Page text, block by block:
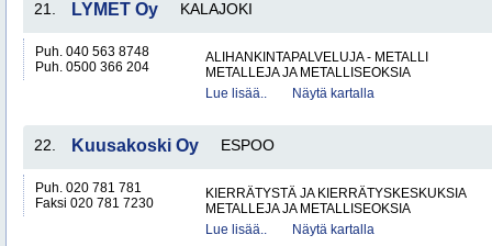
21. LYMET Oy KALAJOKI
Puh. 040 563 8748
Puh. 0500 366 204
ALIHANKINTAPALVELUJA - METALLI
METALLEJA JA METALLISEOKSIA
Lue lisää..
Näytä kartalla
22. Kuusakoski Oy ESPOO
Puh. 020 781 781
Faksi 020 781 7230
KIERRÄTYSTÄ JA KIERRÄTYSKESKUKSIA
METALLEJA JA METALLISEOKSIA
Lue lisää..
Näytä kartalla